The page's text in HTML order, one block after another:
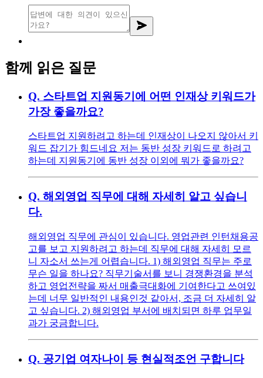
함께 읽은 질문
Q. 스타트업 지원동기에 어떤 인재상 키워드가
가장 좋을까요?
스타트업 지원하려고 하는데 인재상이 나오지 않아서 키
워드 잡기가 힘드네요 저는 동반 성장 키워드로 하려고
하는데 지원동기에 동반 성장 이외에 뭐가 좋을까요?
Q. 해외영업 직무에 대해 자세히 알고 싶습니
다.
해외영업 직무에 관심이 있습니다. 영업관련 인턴채용공
고를 보고 지원하려고 하는데 직무에 대해 자세히 모르
니 자소서 쓰는게 어렵습니다. 1) 해외영업 직무는 주로
무슨 일을 하나요? 직무기술서를 보니 경쟁환경을 분석
하고 영업전략을 짜서 매출극대화에 기여한다고 쓰여있
는데 너무 일반적인 내용인것 같아서, 조금 더 자세히 알
고 싶습니다. 2) 해외영업 부서에 배치되면 하루 업무일
과가 궁금합니다.
Q. 공기업 여자나이 등 현실적조언 구합니다